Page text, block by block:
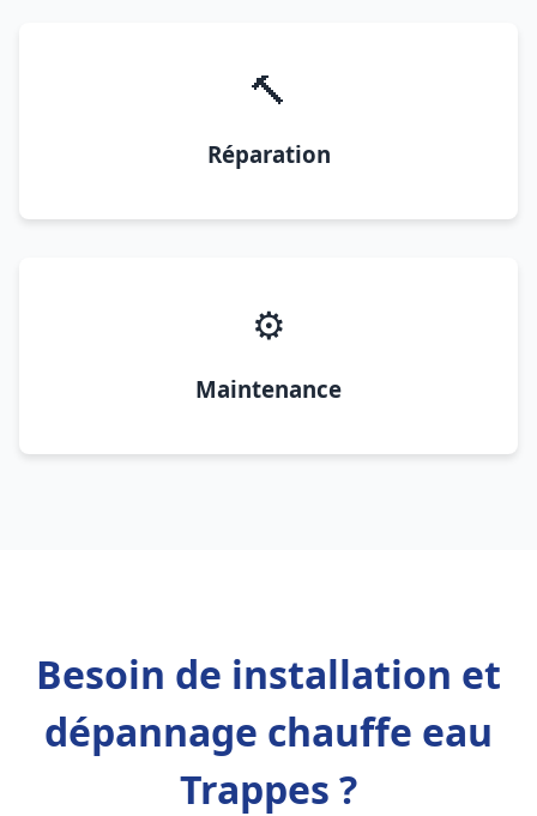
🔨
Réparation
⚙️
Maintenance
Besoin de installation et
dépannage chauffe eau
Trappes ?